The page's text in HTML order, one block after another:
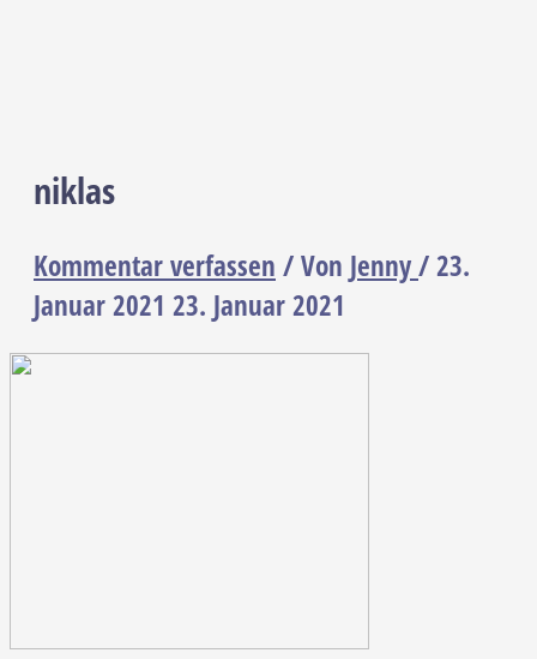
niklas
Kommentar verfassen / Von Jenny/23.
Januar 2021 23. Januar 2021